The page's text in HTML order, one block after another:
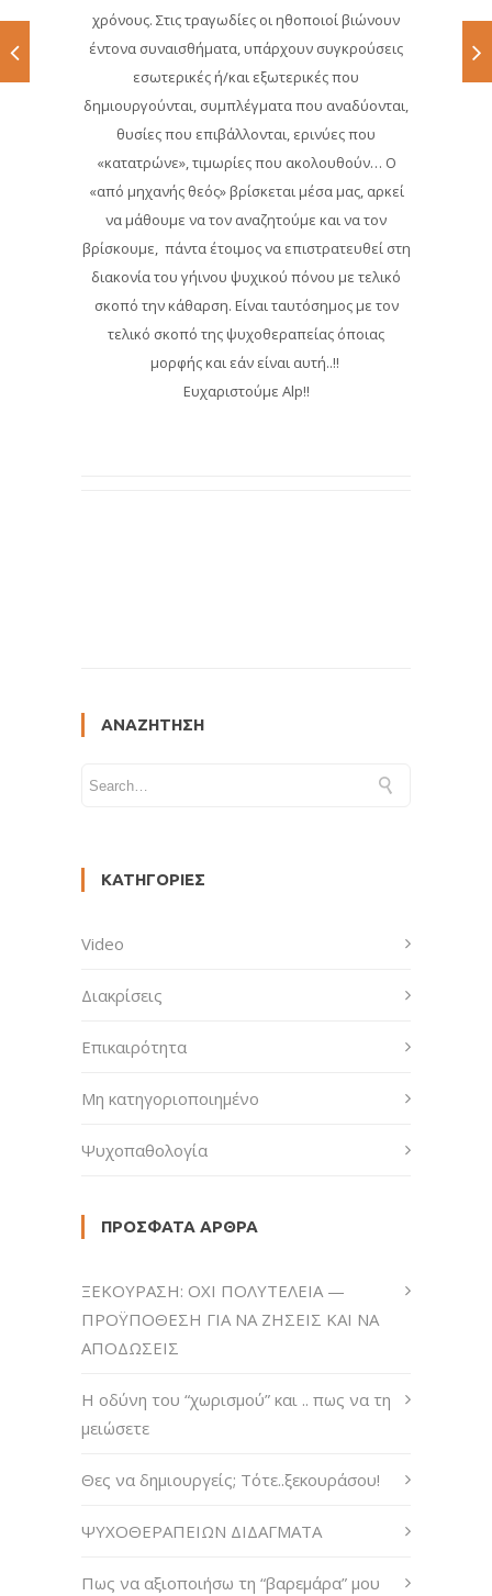
χρόνους. Στις τραγωδίες οι ηθοποιοί βιώνουν
έντονα συναισθήματα, υπάρχουν συγκρούσεις
εσωτερικές ή/και εξωτερικές που
δημιουργούνται, συμπλέγματα που αναδύονται,
θυσίες που επιβάλλονται, ερινύες που
«κατατρώνε», τιμωρίες που ακολουθούν… Ο
«από μηχανής θεός» βρίσκεται μέσα μας, αρκεί
να μάθουμε να τον αναζητούμε και να τον
βρίσκουμε, πάντα έτοιμος να επιστρατευθεί στη
διακονία του γήινου ψυχικού πόνου με τελικό
σκοπό την κάθαρση. Είναι ταυτόσημος με τον
τελικό σκοπό της ψυχοθεραπείας όποιας
μορφής και εάν είναι αυτή..!!
Ευχαριστούμε Alp!!
ΑΝΑΖΉΤΗΣΗ
ΚΑΤΗΓΟΡΊΕΣ
Video
Διακρίσεις
Επικαιρότητα
Μη κατηγοριοποιημένο
Ψυχοπαθολογία
ΠΡΌΣΦΑΤΑ ΆΡΘΡΑ
ΞΕΚΟΥΡΑΣΗ: ΟΧΙ ΠΟΛΥΤΕΛΕΙΑ —
ΠΡΟΫΠΟΘΕΣΗ ΓΙΑ ΝΑ ΖΗΣΕΙΣ ΚΑΙ ΝΑ
ΑΠΟΔΩΣΕΙΣ
H οδύνη του “χωρισμού” και .. πως να τη
μειώσετε
Θες να δημιουργείς; Τότε..ξεκουράσου!
ΨΥΧΟΘΕΡΑΠΕΙΩΝ ΔΙΔΑΓΜΑΤΑ
Πως να αξιοποιήσω τη “βαρεμάρα” μου